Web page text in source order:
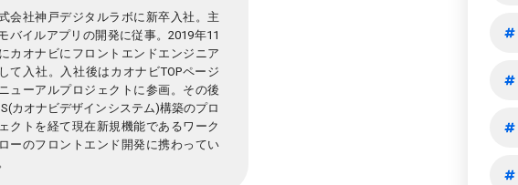
会社神戸デジタルラボに新卒入社。主
バイルアプリの開発に従事。2019年11
カオナビにフロントエンドエンジニア
て入社。入社後はカオナビTOPページ
ューアルプロジェクトに参画。その後
カオナビデザインシステム)構築のプロ
クトを経て現在新規機能であるワーク
ーのフロントエンド開発に携わってい